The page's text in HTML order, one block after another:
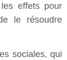
les effets pour
le résoudre
sociales, qui